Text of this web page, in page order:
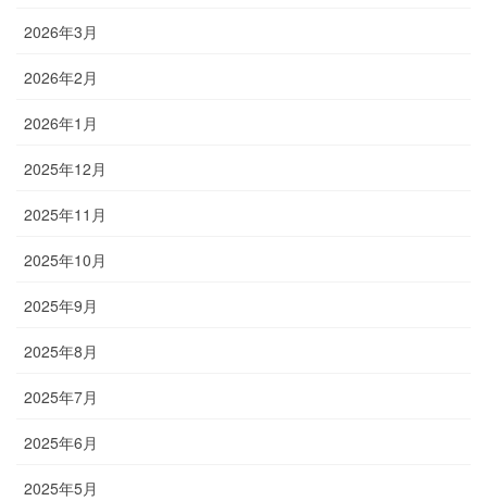
2026年3月
2026年2月
2026年1月
2025年12月
2025年11月
2025年10月
2025年9月
2025年8月
2025年7月
2025年6月
2025年5月